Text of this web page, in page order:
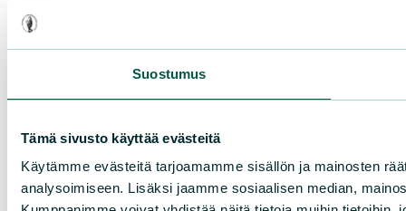
Suostumus
Tämä sivusto käyttää evästeitä
Käytämme evästeitä tarjoamamme sisällön ja mainosten
analysoimiseen. Lisäksi jaamme sosiaalisen median,